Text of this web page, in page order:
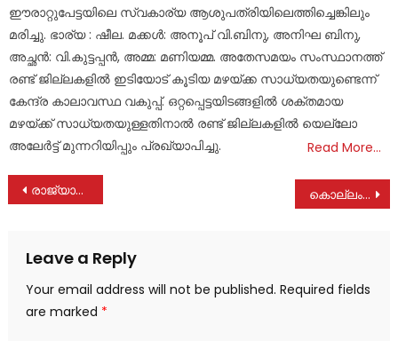
ഈരാറ്റുപേട്ടയിലെ സ്വകാര്യ ആശുപത്രിയിലെത്തിച്ചെങ്കിലും
മരിച്ചു. ഭാര്യ : ഷീല. മക്കൾ: അനൂപ് വി.ബിനു, അനിഘ ബിനു,
അച്ഛൻ: വി.കുട്ടപ്പൻ, അമ്മ: മണിയമ്മ. അതേസമയം സംസ്ഥാനത്ത്
രണ്ട് ജില്ലകളില്‍ ഇടിയോട് കൂടിയ മഴയ്ക്ക സാധ്യതയുണ്ടെന്ന്
കേന്ദ്ര കാലാവസ്ഥ വകുപ്പ്. ഒറ്റപ്പെട്ടയിടങ്ങളില്‍ ശക്തമായ
മഴയ്ക്ക് സാധ്യതയുള്ളതിനാല്‍ രണ്ട് ജില്ലകളില്‍ യെല്ലോ
അലേര്‍ട്ട് മുന്നറിയിപ്പും പ്രഖ്യാപിച്ചു.
Read More…
Post
രാജ്യാന്തര ഇൻവിറ്റേഷൻ മാസ്റ്റേഴ്സ് അത്‌ലറ്റിക് മീറ്റിൽ കൂട്ടിക്കൽ സ്വദേശി പി.കെ. പ്രസാദ് ഇന്ത്യക്കു വേണ്ടി രണ്ടു വെങ്കല മെഡലുകൾ നേടി കൊല്ലംപറമ്പിൽ സജി സേവ്യർ നിര്യാതനായി
Leave a Reply
Your email address will not be published. Required fields
are marked *